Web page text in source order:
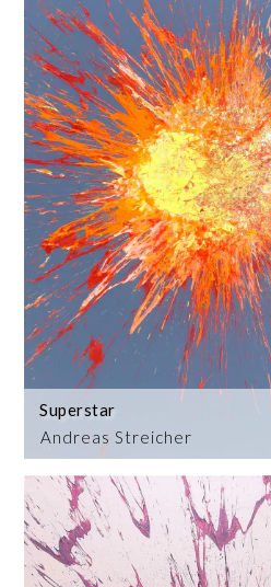
Andreas Streicher
Superstar